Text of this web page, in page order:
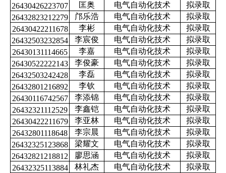
26430426223707
匡奥 电气自动化技术
拟录取
26432823212279
邝乐浩 电气自动化技术
拟录取
26430422211678
李彬 电气自动化技术
拟录取
26432503232854
李宸俊 电气自动化技术
拟录取
26430131114665
李嘉 电气自动化技术
拟录取
26430522222143
李俊豪 电气自动化技术
拟录取
26432503242428
李磊 电气自动化技术
拟录取
26432801216892
李钦 电气自动化技术
拟录取
26430116742567
李添锦 电气自动化技术
拟录取
26432321112529
李鑫铠 电气自动化技术
拟录取
26430422211679
李亚林 电气自动化技术
拟录取
26432801118648
李宗晨 电气自动化技术
拟录取
26432325123868
梁耀文 电气自动化技术
拟录取
26432821218812
廖思涵 电气自动化技术
拟录取
26432325113884
林礼杰 电气自动化技术
拟录取